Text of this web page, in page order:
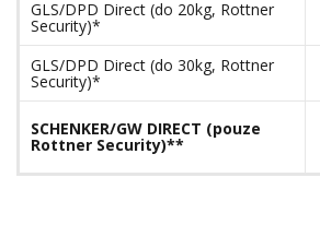
GLS/DPD Direct (do 20kg, Rottner
Security)*
GLS/DPD Direct (do 30kg, Rottner
Security)*
SCHENKER/GW DIRECT (pouze
Rottner Security)**